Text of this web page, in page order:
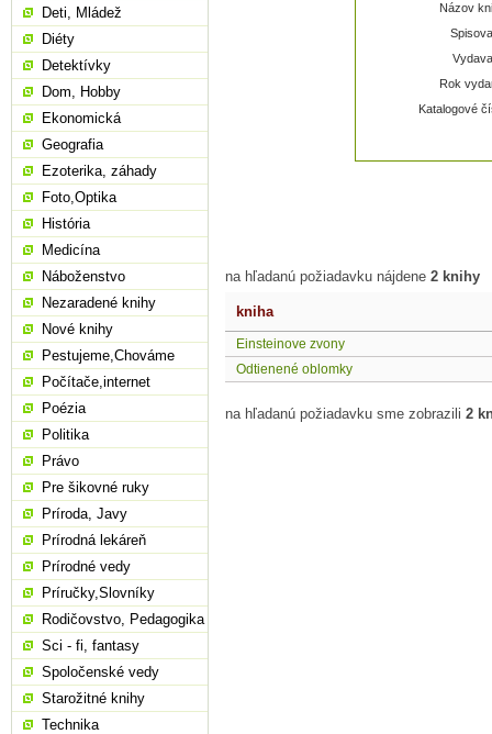
Názov
Rok
Katalogové
na hľadanú požiadavku nájdene 2 knihy
kniha
Einsteinove zvony
Odtienené oblomky
na hľadanú požiadavku sme zobrazili 2
Deti, Mládež
Diéty
Detektívky
Dom, Hobby
Ekonomická
Geografia
Ezoterika, záhady
Foto,Optika
História
Medicína
Náboženstvo
Nezaradené knihy
Nové knihy
Pestujeme,Chováme
Počítače,internet
Poézia
Politika
Právo
Pre šikovné ruky
Príroda, Javy
Prírodná lekáreň
Prírodné vedy
Príručky,Slovníky
Rodičovstvo, Pedagogika
Sci - fi, fantasy
Spoločenské vedy
Starožitné knihy
Technika